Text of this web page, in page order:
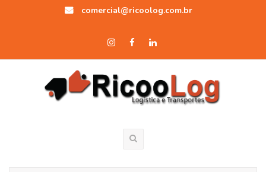
comercial@ricoolog.com.br